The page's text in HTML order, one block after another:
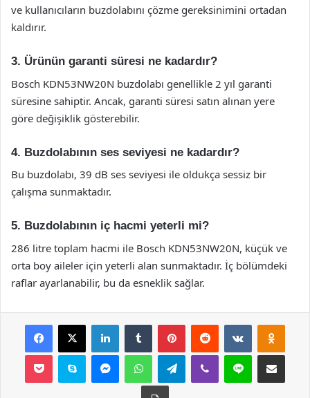
ve kullanıcıların buzdolabını çözme gereksinimini ortadan
kaldırır.
3. Ürünün garanti süresi ne kadardır?
Bosch KDN53NW20N buzdolabı genellikle 2 yıl garanti
süresine sahiptir. Ancak, garanti süresi satın alınan yere
göre değişiklik gösterebilir.
4. Buzdolabının ses seviyesi ne kadardır?
Bu buzdolabı, 39 dB ses seviyesi ile oldukça sessiz bir
çalışma sunmaktadır.
5. Buzdolabının iç hacmi yeterli mi?
286 litre toplam hacmi ile Bosch KDN53NW20N, küçük ve
orta boy aileler için yeterli alan sunmaktadır. İç bölümdeki
raflar ayarlanabilir, bu da esneklik sağlar.
Facebook
X LinkedInTumblr PinterestReddit VKontakte
Pocket Skype MessengerWhatsAppTelegramViber Line E-Posta ile
Yazdır